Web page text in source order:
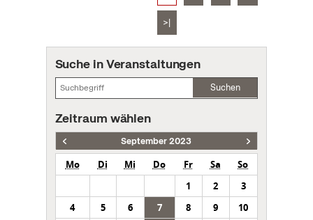
>|
Suche in Veranstaltungen
Suchen
Zeitraum wählen
September 2023
Mo Di Mi Do Fr Sa
So
1
2
3
4
5 6 7 8 9
10